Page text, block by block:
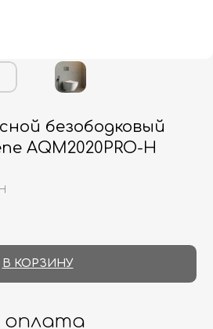
безободковый
AQM2020PRO-H
В КОРЗИНУ
оплата